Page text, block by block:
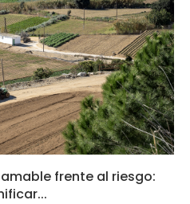
frente al riesgo: